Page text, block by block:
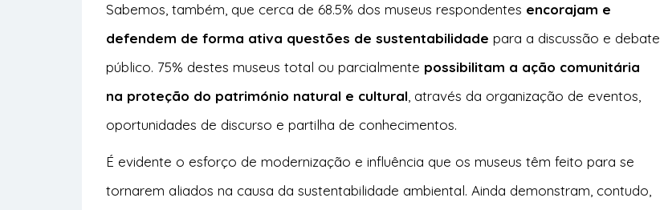
Sabemos, também, que cerca de 68.5% dos museus respondentes encorajam e
defendem de forma ativa questões de sustentabilidade para a discussão e debate
público. 75% destes museus total ou parcialmente possibilitam a ação comunitária
na proteção do património natural e cultural , através da organização de eventos,
oportunidades de discurso e partilha de conhecimentos.
É evidente o esforço de modernização e influência que os museus têm feito para se
tornarem aliados na causa da sustentabilidade ambiental. Ainda demonstram, contudo,